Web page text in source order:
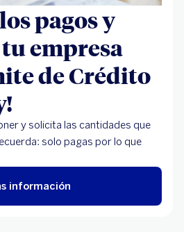
pagos y
empresa
de Crédito
y solicita las cantidades que
solo pagas por lo que
información